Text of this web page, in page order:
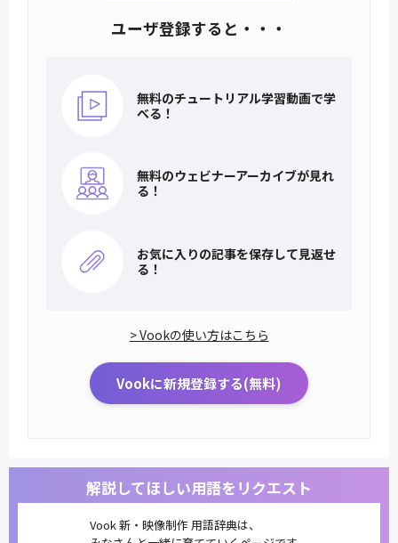
ユーザ登録すると・・・
無料のチュートリアル学習動画で学
べる！
無料のウェビナーアーカイブが見れ
る！
お気に入りの記事を保存して見返せ
る！
> Vookの使い方はこちら
Vookに新規登録する(無料)
解説してほしい用語をリクエスト
Vook 新・映像制作 用語辞典は、